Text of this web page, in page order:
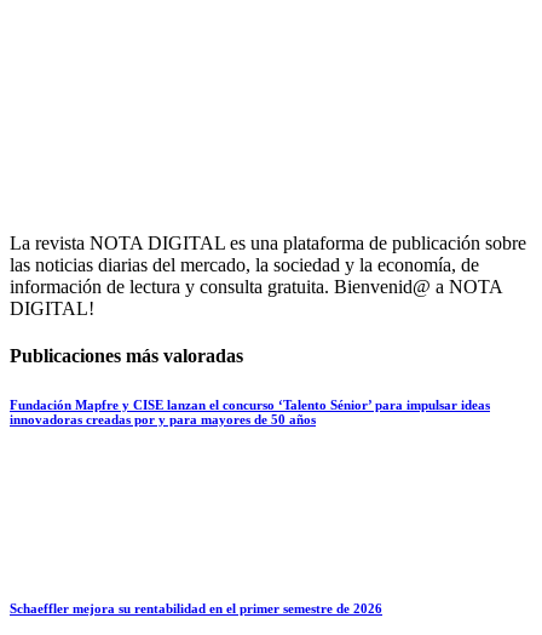
La revista NOTA DIGITAL es una plataforma de publicación sobre
las noticias diarias del mercado, la sociedad y la economía, de
información de lectura y consulta gratuita. Bienvenid@ a NOTA
DIGITAL!
Publicaciones más valoradas
Fundación Mapfre y CISE lanzan el concurso ‘Talento Sénior’ para impulsar ideas
innovadoras creadas por y para mayores de 50 años
Schaeffler mejora su rentabilidad en el primer semestre de 2026